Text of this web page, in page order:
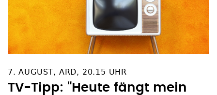
7. AUGUST, ARD, 20.15 UHR
TV-Tipp: "Heute fängt mein